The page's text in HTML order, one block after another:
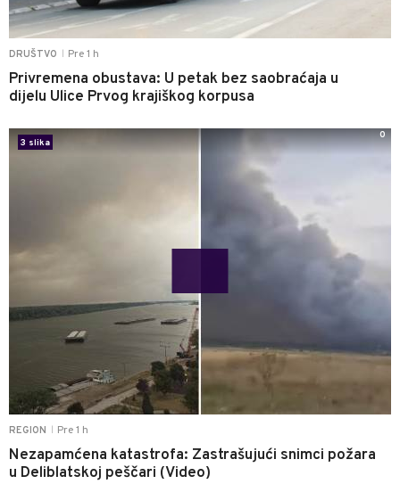
DRUŠTVO Pre 1 h
Privremena obustava: U petak bez saobraćaja u
dijelu Ulice Prvog krajiškog korpusa
REGION Pre 1 h
Nezapamćena katastrofa: Zastrašujući snimci požara
u Deliblatskoj peščari (Video)
3 slika
0